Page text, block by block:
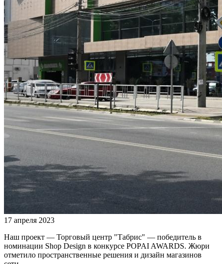
17 апреля 2023
Наш проект — Торговый центр "Табрис" — победитель в
номинации Shop Design в конкурсе POPAI AWARDS. Жюри
отметило пространственные решения и дизайн магазинов